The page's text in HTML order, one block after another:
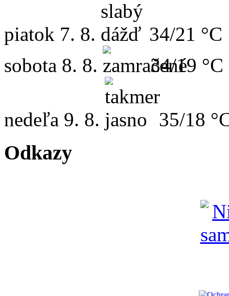
piatok 7. 8.
34/21 °C
sobota 8. 8. 34/19 °C
nedeľa 9. 8. 35/18
Odkazy